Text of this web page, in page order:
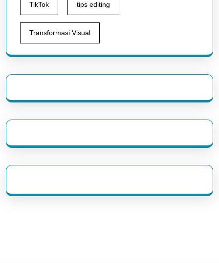
TikTok tips editing
Transformasi Visual